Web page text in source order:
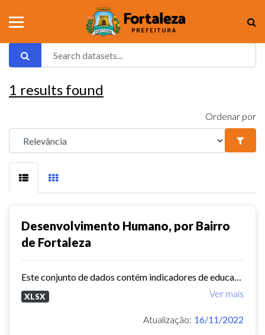
1 results found
Ordenar por
Desenvolvimento Humano, por Bairro
de Fortaleza
Ver mais
XLSX
Atualização: 16/11/2022